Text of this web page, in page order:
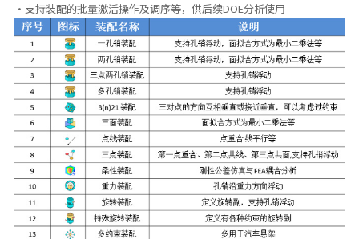
·支持装配的批量激活操作及调序等，供后续DOE分析使用